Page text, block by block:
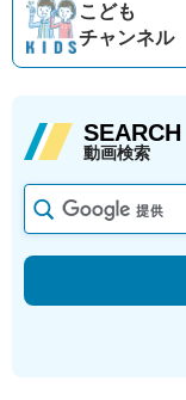
こども
チャンネル
SEARCH
動画検索